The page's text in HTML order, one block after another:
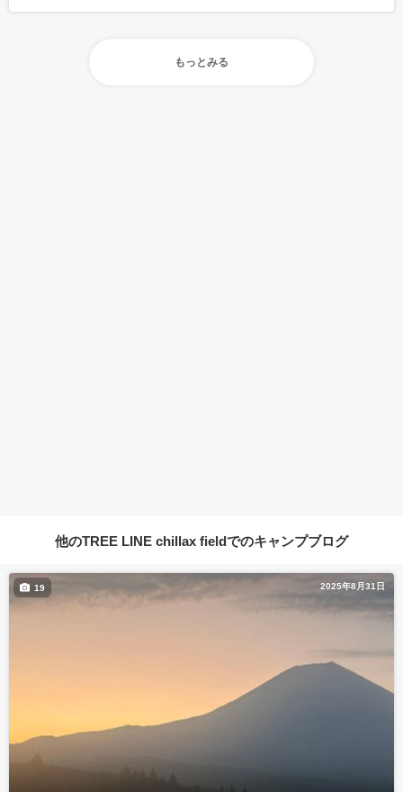
もっとみる
他のTREE LINE chillax fieldでのキャンプブログ
2025年8月31日
19